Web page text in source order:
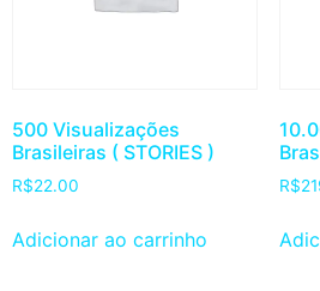
500 Visualizações
Brasileiras ( STORIES )
R$22.00
Adicionar ao carrinho
R$